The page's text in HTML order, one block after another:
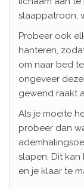
slaappatroon,
Probeer ook
hanteren,
om naar bed
ongeveer
gewend raakt
Als je moeite
probeer dan
slapen. Dit
en je klaar te